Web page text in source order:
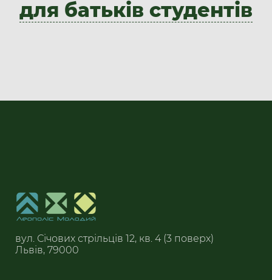
для батьків студентів
​вул. Січових стрільців 12, кв. 4 (3 поверх)
Львів, 79000